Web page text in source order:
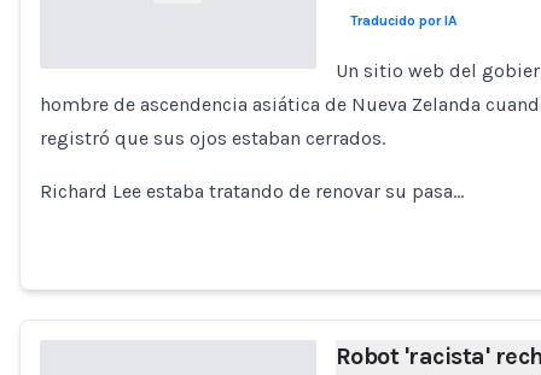
Traducido por IA
Un sitio web del
hombre de ascendencia asiática de Nueva Zelanda
registró que sus ojos estaban cerrados.
Richard Lee estaba tratando de renovar su pasa…
Robot 'racista'